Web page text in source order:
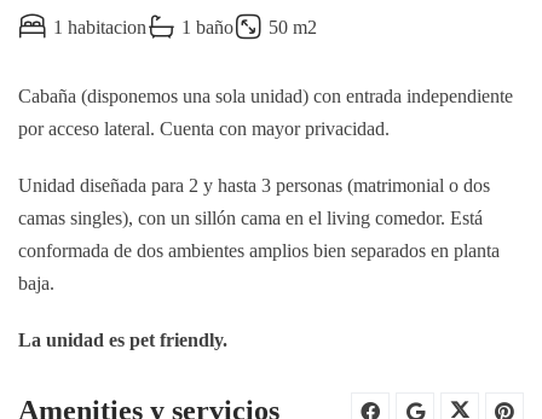
1 habitacion 1 baño 50 m2
Cabaña (disponemos una sola unidad) con entrada independiente
por acceso lateral. Cuenta con mayor privacidad.
Unidad diseñada para 2 y hasta 3 personas (matrimonial o dos
camas singles), con un sillón cama en el living comedor. Está
conformada de dos ambientes amplios bien separados en planta
baja.
La unidad es pet friendly.
Amenities y servicios